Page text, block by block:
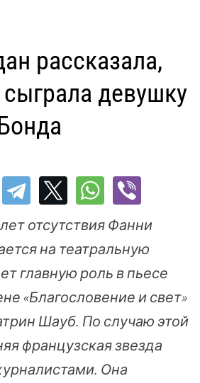
рассказала,
девушку
отсутствия Фанни
на театральную
главную роль в пьесе
«Благословение и свет»
Шауб. По случаю этой
французская звезда
Она